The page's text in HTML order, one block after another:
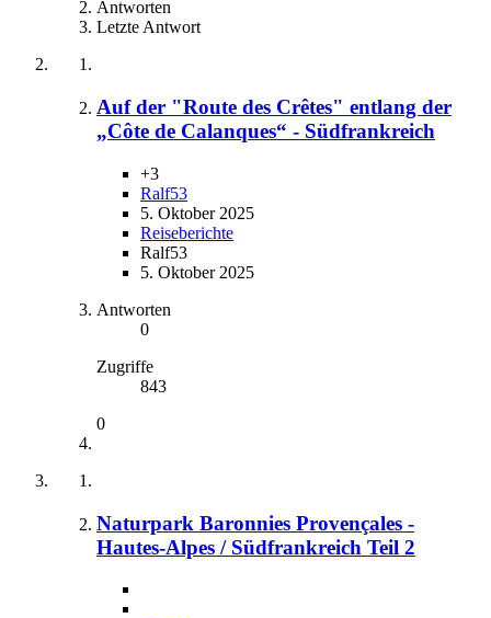
Antworten
Letzte Antwort
Auf der "Route des Crêtes" entlang der
„Côte de Calanques“ - Südfrankreich
+3
Ralf53
5. Oktober 2025
Reiseberichte
Ralf53
5. Oktober 2025
Antworten
0
Zugriffe
843
0
Naturpark Baronnies Provençales -
Hautes-Alpes / Südfrankreich Teil 2